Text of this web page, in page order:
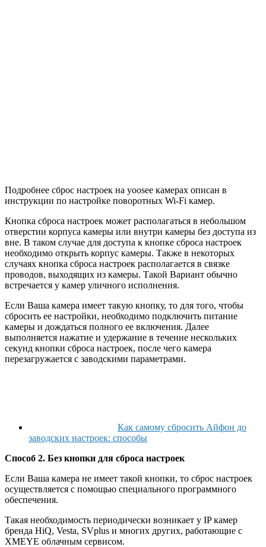
Подробнее сброс настроек на yoosee камерах описан в
инструкции по настройке поворотных Wi-Fi камер.
Кнопка сброса настроек может располагаться в небольшом
отверстии корпуса камеры или внутри камеры без доступа из
вне. В таком случае для доступа к кнопке сброса настроек
необходимо открыть корпус камеры. Также в некоторых
случаях кнопка сброса настроек располагается в связке
проводов, выходящих из камеры. Такой Вариант обычно
встречается у камер уличного исполнения.
Если Ваша камера имеет такую кнопку, то для того, чтобы
сбросить ее настройки, необходимо подключить питание
камеры и дождаться полного ее включения. Далее
выполняется нажатие и удержание в течение нескольких
секунд кнопки сброса настроек, после чего камера
перезагружается с заводскими параметрами.
Как самому сбросить Айфон до
заводских настроек: способы
Способ 2. Без кнопки для сброса настроек
Если Ваша камера не имеет такой кнопки, то сброс настроек
осуществляется с помощью специального программного
обеспечения.
Такая необходимость периодически возникает у IP камер
бренда HiQ, Vesta, SVplus и многих других, работающие с
XMEYE облачным сервисом.